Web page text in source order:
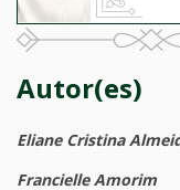
Autor(es)
Eliane Cristina
Francielle Amorim